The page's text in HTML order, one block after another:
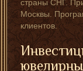
страны СНГ.
Москвы.
клиентов.